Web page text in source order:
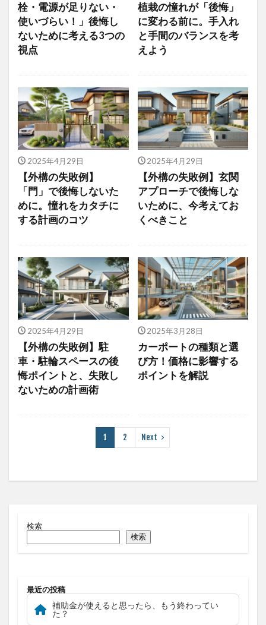
栓・電源が足りない・
使いづらい！」後悔し
ないために考える3つの
視点
植栽の憧れが「後悔」
に変わる前に。手入れ
と手間のバランスを考
えよう
2025年4月29日
【外構の失敗例】
「門」で後悔しないた
めに。憧れをカタチに
する計画のコツ
2025年4月29日
【外構の失敗例】玄関
アプローチで後悔しな
いために、今考えてお
くべきこと
2025年4月29日
【外構の失敗例】駐
車・駐輪スペースの後
悔ポイントと、失敗し
ないための計画術
2025年3月28日
カーポートの種類と選
び方！価格に影響する
ポイントを解説
1 2 Next
検索
検索
最近の投稿
補助金が使えると思ったら、もう終わってい
た？